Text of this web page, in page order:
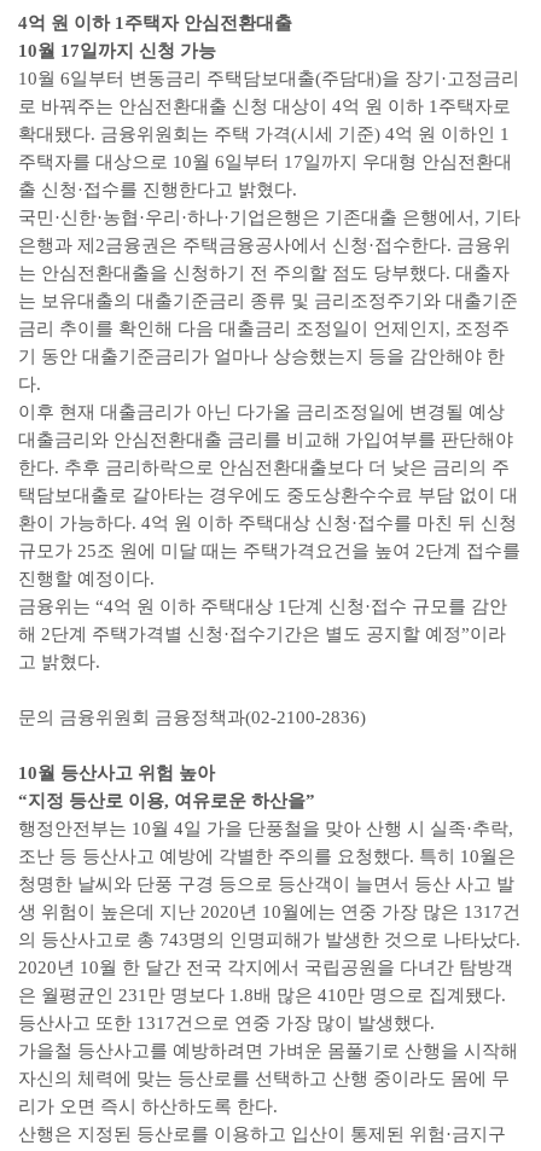
4억 원 이하 1주택자 안심전환대출
10월 17일까지 신청 가능
10월 6일부터 변동금리 주택담보대출(주담대)을 장기·고정금리
로 바꿔주는 안심전환대출 신청 대상이 4억 원 이하 1주택자로
확대됐다. 금융위원회는 주택 가격(시세 기준) 4억 원 이하인 1
주택자를 대상으로 10월 6일부터 17일까지 우대형 안심전환대
출 신청·접수를 진행한다고 밝혔다.
국민·신한·농협·우리·하나·기업은행은 기존대출 은행에서, 기타
은행과 제2금융권은 주택금융공사에서 신청·접수한다. 금융위
는 안심전환대출을 신청하기 전 주의할 점도 당부했다. 대출자
는 보유대출의 대출기준금리 종류 및 금리조정주기와 대출기준
금리 추이를 확인해 다음 대출금리 조정일이 언제인지, 조정주
기 동안 대출기준금리가 얼마나 상승했는지 등을 감안해야 한
다.
이후 현재 대출금리가 아닌 다가올 금리조정일에 변경될 예상
대출금리와 안심전환대출 금리를 비교해 가입여부를 판단해야
한다. 추후 금리하락으로 안심전환대출보다 더 낮은 금리의 주
택담보대출로 갈아타는 경우에도 중도상환수수료 부담 없이 대
환이 가능하다. 4억 원 이하 주택대상 신청·접수를 마친 뒤 신청
규모가 25조 원에 미달 때는 주택가격요건을 높여 2단계 접수를
진행할 예정이다.
금융위는 “4억 원 이하 주택대상 1단계 신청·접수 규모를 감안
해 2단계 주택가격별 신청·접수기간은 별도 공지할 예정”이라
고 밝혔다.
문의 금융위원회 금융정책과(02-2100-2836)
10월 등산사고 위험 높아
“지정 등산로 이용, 여유로운 하산을”
행정안전부는 10월 4일 가을 단풍철을 맞아 산행 시 실족·추락,
조난 등 등산사고 예방에 각별한 주의를 요청했다. 특히 10월은
청명한 날씨와 단풍 구경 등으로 등산객이 늘면서 등산 사고 발
생 위험이 높은데 지난 2020년 10월에는 연중 가장 많은 1317건
의 등산사고로 총 743명의 인명피해가 발생한 것으로 나타났다.
2020년 10월 한 달간 전국 각지에서 국립공원을 다녀간 탐방객
은 월평균인 231만 명보다 1.8배 많은 410만 명으로 집계됐다.
등산사고 또한 1317건으로 연중 가장 많이 발생했다.
가을철 등산사고를 예방하려면 가벼운 몸풀기로 산행을 시작해
자신의 체력에 맞는 등산로를 선택하고 산행 중이라도 몸에 무
리가 오면 즉시 하산하도록 한다.
산행은 지정된 등산로를 이용하고 입산이 통제된 위험·금지구